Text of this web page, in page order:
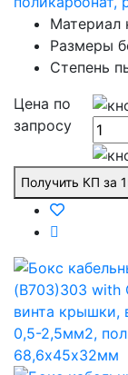
Материал
Размеры
Степень
Цена по
запросу
Получить КП за